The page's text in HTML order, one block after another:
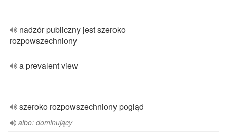
nadzór publiczny jest szeroko
rozpowszechniony
a prevalent view
szeroko rozpowszechniony pogląd
albo: dominujący